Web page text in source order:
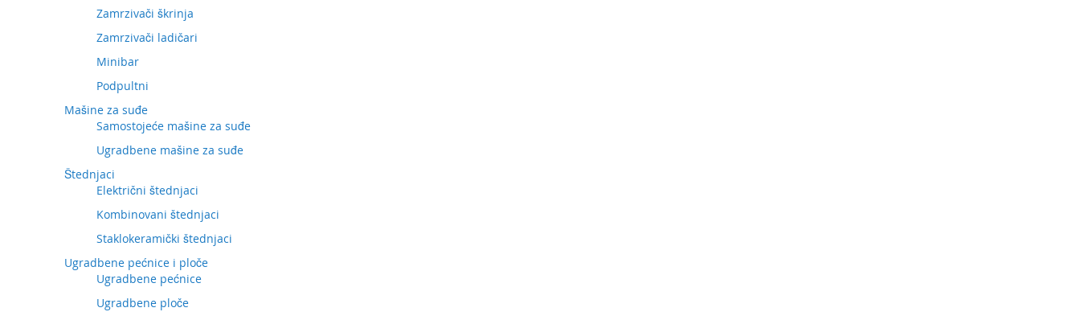
Zamrzivači škrinja
Zamrzivači ladičari
Minibar
Podpultni
Mašine za suđe
Samostojeće mašine za suđe
Ugradbene mašine za suđe
Štednjaci
Električni štednjaci
Kombinovani štednjaci
Staklokeramički štednjaci
Ugradbene pećnice i ploče
Ugradbene pećnice
Ugradbene ploče